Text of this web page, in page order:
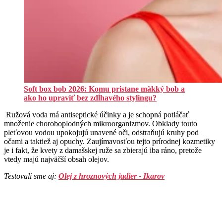
Soft box bob 2026: Komu pristane mäkký bob a
ako ho upraviť bez zdĺhavého stylingu?
Ružová voda má antiseptické účinky a je schopná potláčať
množenie choroboplodných mikroorganizmov. Obklady touto
pleťovou vodou upokojujú unavené oči, odstraňujú kruhy pod
očami a taktiež aj opuchy. Zaujímavosťou tejto prírodnej kozmetiky
je i fakt, že kvety z damašskej ruže sa zbierajú iba ráno, pretože
vtedy majú najväčší obsah olejov.
Testovali sme aj: Olej z hroznových jadier - Ikarov